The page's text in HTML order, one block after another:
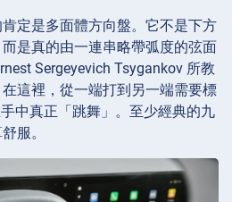
定是多面體方向盤。它不是下方
是真的由一連串略帶弧度的弦面
Sergeyevich Tsygankov 所教
這裡，從一端打到另一端需要標
中真正「跳舞」。至少經典的九
服。